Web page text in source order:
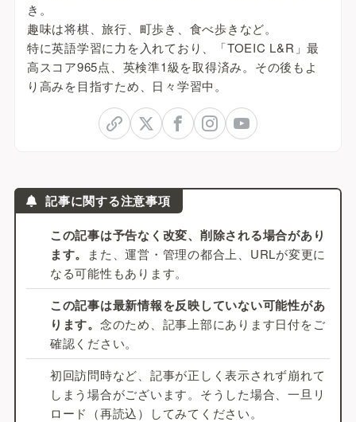
き。
趣味は将棋、旅行、町歩き、食べ歩きなど。
特に英語学習に力を入れており、「TOEIC L&R」最
高スコア965点、英検準1級を取得済み。その後もよ
り高みを目指すため、日々学習中。
記事に関する注意事項
この記事は予告なく改変、削除される場合があり
ます。
また、運営・管理の都合上、URLが変更に
なる可能性もあります。
この記事は最新情報を反映していない可能性があ
ります。 念のため、記事上部にあります日付をご
確認ください。
初回訪問時など、記事が正しく表示されず崩れて
しまう場合がございます。そうした場合、一旦リ
ロード（再読込）してみてください。